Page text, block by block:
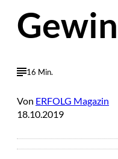
16 Min.
Von ERFOLG Magazin
18.10.2019